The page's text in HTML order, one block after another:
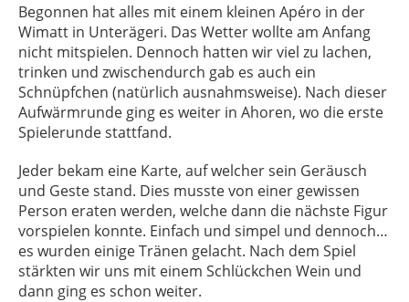
Begonnen hat alles mit einem kleinen Apéro in der
Wimatt in Unterägeri. Das Wetter wollte am Anfang
nicht mitspielen. Dennoch hatten wir viel zu lachen,
trinken und zwischendurch gab es auch ein
Schnüpfchen (natürlich ausnahmsweise). Nach dieser
Aufwärmrunde ging es weiter in Ahoren, wo die erste
Spielerunde stattfand.
Jeder bekam eine Karte, auf welcher sein Geräusch
und Geste stand. Dies musste von einer gewissen
Person eraten werden, welche dann die nächste Figur
vorspielen konnte. Einfach und simpel und dennoch…
es wurden einige Tränen gelacht. Nach dem Spiel
stärkten wir uns mit einem Schlückchen Wein und
dann ging es schon weiter.